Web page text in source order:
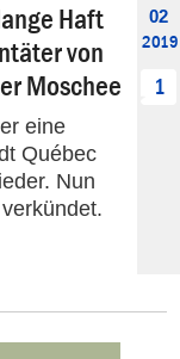
Haft
von
Moschee
eine
Québec
Nun
02
2019
1